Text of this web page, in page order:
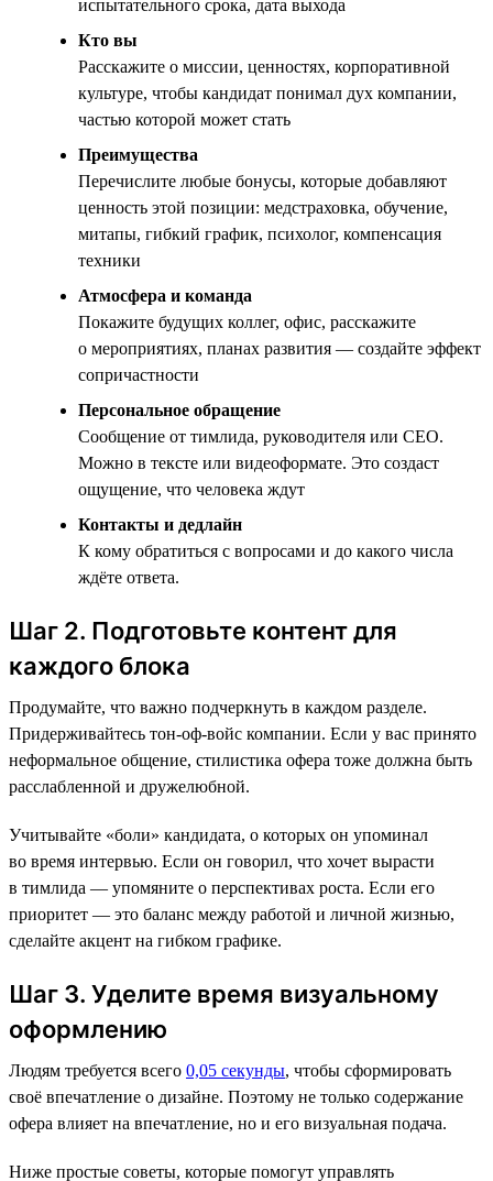
испытательного срока, дата выхода
Кто вы
Расскажите о миссии, ценностях, корпоративной
культуре, чтобы кандидат понимал дух компании,
частью которой может стать
Преимущества
Перечислите любые бонусы, которые добавляют
ценность этой позиции: медстраховка, обучение,
митапы, гибкий график, психолог, компенсация
техники
Атмосфера и команда
Покажите будущих коллег, офис, расскажите
о мероприятиях, планах развития — создайте эффект
сопричастности
Персональное обращение
Сообщение от тимлида, руководителя или CEO.
Можно в тексте или видеоформате. Это создаст
ощущение, что человека ждут
Контакты и дедлайн
К кому обратиться с вопросами и до какого числа
ждёте ответа.
Шаг 2. Подготовьте контент для
каждого блока
Продумайте, что важно подчеркнуть в каждом разделе.
Придерживайтесь тон-оф-войс компании. Если у вас принято
неформальное общение, стилистика офера тоже должна быть
расслабленной и дружелюбной.
Учитывайте «боли» кандидата, о которых он упоминал
во время интервью. Если он говорил, что хочет вырасти
в тимлида — упомяните о перспективах роста. Если его
приоритет — это баланс между работой и личной жизнью,
сделайте акцент на гибком графике.
Шаг 3. Уделите время визуальному
оформлению
Людям требуется всего 0,05 секунды, чтобы сформировать
своё впечатление о дизайне. Поэтому не только содержание
офера влияет на впечатление, но и его визуальная подача.
Ниже простые советы, которые помогут управлять